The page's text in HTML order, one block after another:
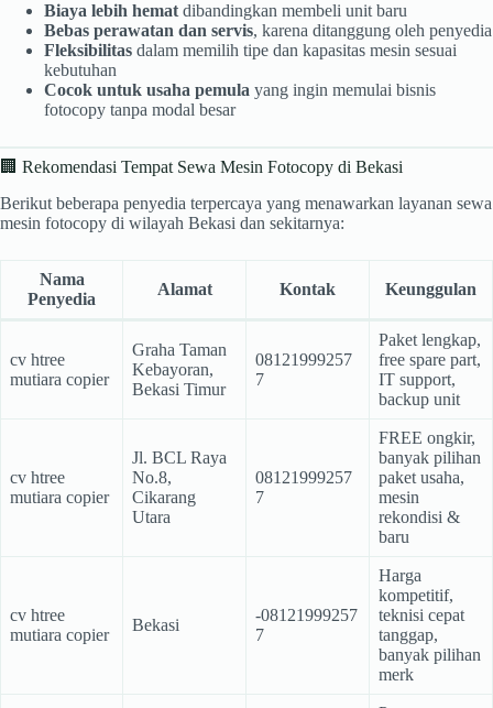
Biaya lebih hematdibandingkan membeli unit baru
Bebas perawatan dan servis, karena ditanggung oleh penyedia
Fleksibilitas dalam memilih tipe dan kapasitas mesin sesuai
kebutuhan
Cocok untuk usaha pemula yang ingin memulai bisnis
fotocopy tanpa modal besar
🏢 Rekomendasi Tempat Sewa Mesin Fotocopy di Bekasi
Berikut beberapa penyedia terpercaya yang menawarkan layanan sewa
mesin fotocopy di wilayah Bekasi dan sekitarnya:
Nama
Penyedia
Alamat Kontak Keunggulan
cv htree
mutiara copier
Graha Taman
Kebayoran,
Bekasi Timur
08121999257
7
Paket lengkap,
free spare part,
IT support,
backup unit
cv htree
mutiara copier
Jl. BCL Raya
No.8,
Cikarang
Utara
08121999257
7
FREE ongkir,
banyak pilihan
paket usaha,
mesin
rekondisi &
baru
cv htree
mutiara copier
Bekasi
-08121999257
7
Harga
kompetitif,
teknisi cepat
tanggap,
banyak pilihan
merk